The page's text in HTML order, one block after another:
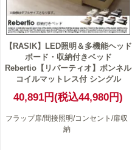
【RASIK】LED照明＆多機能ヘッド
ボード・収納付きベッド
Rebertio【リバーティオ】ボンネル
コイルマットレス付 シングル
40,891円(税込44,980円)
フラップ扉/間接照明/コンセント/扉収
納